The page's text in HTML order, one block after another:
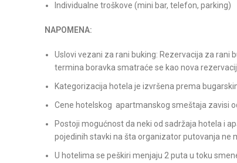
Individualne troškove (mini bar, telefon, parking)
NAPOMENA:
Uslovi vezani za rani buking: Rezervacija za rani
termina boravka smatraće se kao nova
Kategorizacija hotela je izvršena prema
Cene hotelskog apartmanskog smeštaja zavisi
Postoji mogućnost da neki od sadržaja hotela i
pojedinih stavki na šta organizator putovanja ne
U hotelima se peškiri menjaju 2 puta u toku